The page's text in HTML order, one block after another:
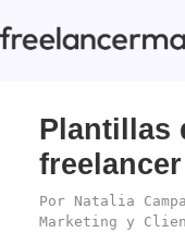
Plantillas
Por Natalia
Marketing y